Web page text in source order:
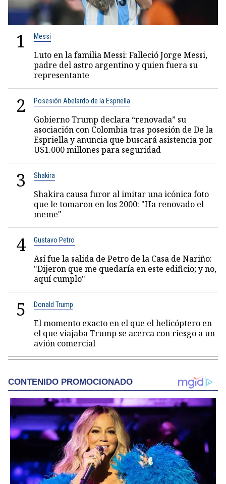
1 Messi
Luto en la familia Messi: Falleció Jorge Messi,
padre del astro argentino y quien fuera su
representante
2 Posesión Abelardo de la Espriella
Gobierno Trump declara “renovada” su
asociación con Colombia tras posesión de De la
Espriella y anuncia que buscará asistencia por
US1.000 millones para seguridad
3 Shakira
Shakira causa furor al imitar una icónica foto
que le tomaron en los 2000: "Ha renovado el
meme"
4 Gustavo Petro
Así fue la salida de Petro de la Casa de Nariño:
"Dijeron que me quedaría en este edificio; y no,
aquí cumplo"
5 Donald Trump
El momento exacto en el que el helicóptero en
el que viajaba Trump se acerca con riesgo a un
avión comercial